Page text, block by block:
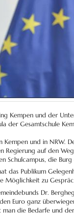
Kempen und der
der Gesamtschule
und in NRW.
Regierung auf den
Schulcampus, die
das Publikum
Möglichkeit zu
Dr.
Euro ganz
die Bedarfe und